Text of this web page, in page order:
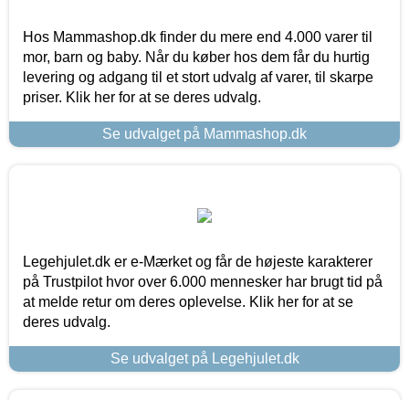
Hos Mammashop.dk finder du mere end 4.000 varer til
mor, barn og baby. Når du køber hos dem får du hurtig
levering og adgang til et stort udvalg af varer, til skarpe
priser. Klik her for at se deres udvalg.
Se udvalget på Mammashop.dk
Legehjulet.dk er e-Mærket og får de højeste karakterer
på Trustpilot hvor over 6.000 mennesker har brugt tid på
at melde retur om deres oplevelse. Klik her for at se
deres udvalg.
Se udvalget på Legehjulet.dk